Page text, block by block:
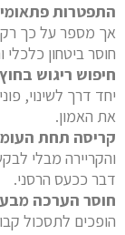
התפטרות
אך מספר על כך
חוסר ביטחון כלכלי
חיפוש ריגוש
יחד דרך לשינוי,
את האמון.
קריסה תחת
והקריירה מבלי
דבר ככעס הרסני.
חוסר הערכה
הופכים לתסכול